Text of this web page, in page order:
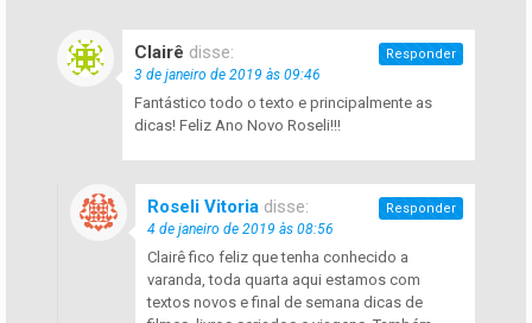
Clairê disse:
3 de janeiro de 2019 às 09:46
Fantástico todo o texto e principalmente as
dicas! Feliz Ano Novo Roseli!!!
Responder
Roseli Vitoria disse:
4 de janeiro de 2019 às 08:56
Clairê fico feliz que tenha conhecido a
varanda, toda quarta aqui estamos com
textos novos e final de semana dicas de
Responder